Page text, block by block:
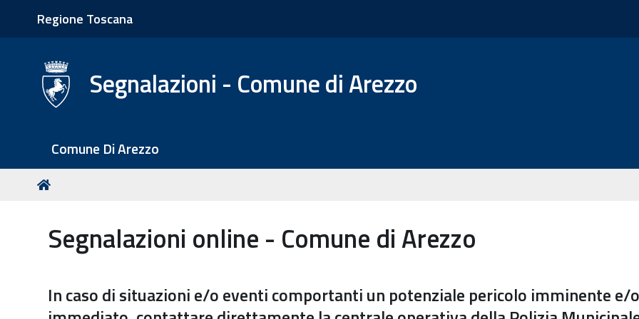
Regione Toscana
Segnalazioni - Comune di Arezzo
z
Comune Di Arezzo
T
Segnalazioni online - Comune di Arezzo
In caso di situazioni e/o eventi comportanti un potenziale pericolo imminente e/